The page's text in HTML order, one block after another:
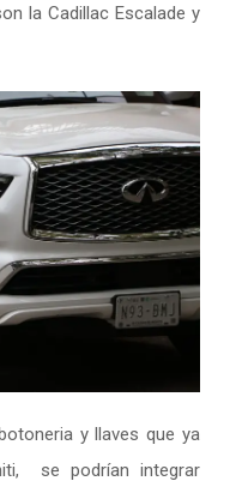
la Cadillac Escalade y
y llaves que ya
se podrían integrar